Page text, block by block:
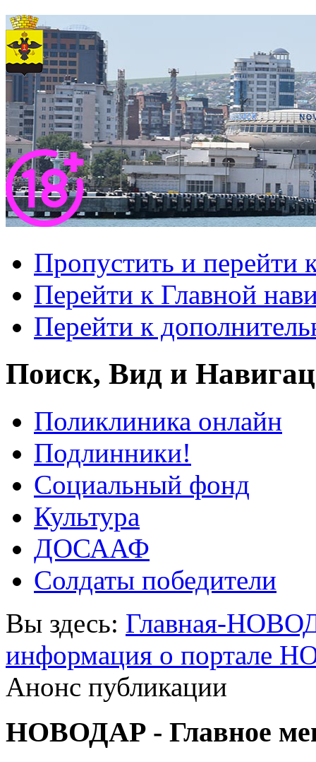
Пропустить и перейти
Перейти к Главной
Перейти к
Поиск, Вид и
Поликлиника онлайн
Подлинники!
Социальный фонд
Культура
ДОСААФ
Солдаты победители
Вы здесь: Главная-
информация о портале
Анонс публикации
НОВОДАР - Главное